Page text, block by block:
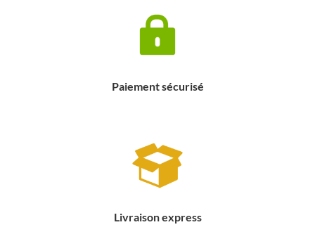
Paiement sécurisé
Livraison express